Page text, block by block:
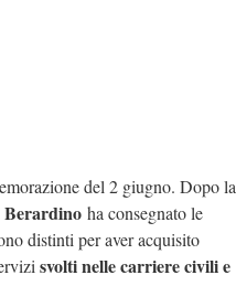
del 2 giugno. Dopo la
Berardino ha consegnato le
distinti per aver acquisito
svolti nelle carriere civili e